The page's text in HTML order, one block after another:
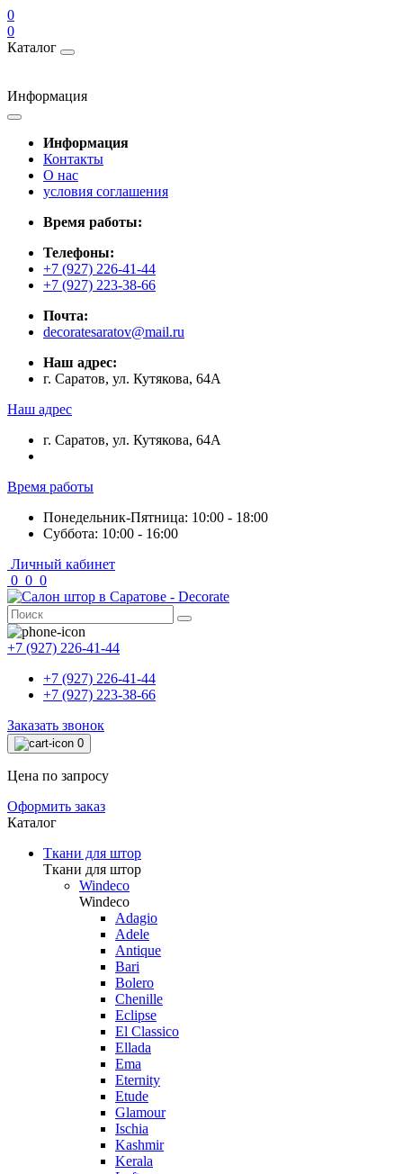
0
0
Каталог
Информация
Информация
Контакты
О нас
условия соглашения
Время работы:
Телефоны:
+7 (927) 226-41-44
+7 (927) 223-38-66
Почта:
decoratesaratov@mail.ru
Наш адрес:
г. Саратов, ул. Кутякова, 64А
Наш адрес
г. Саратов, ул. Кутякова, 64А
Время работы
Понедельник-Пятница: 10:00 - 18:00
Суббота: 10:00 - 16:00
Личный кабинет
0 0 0
+7 (927) 226-41-44
+7 (927) 226-41-44
+7 (927) 223-38-66
Заказать звонок
0
Цена по запросу
Оформить заказ
Каталог
Ткани для штор
Ткани для штор
Windeco
Windeco
Adagio
Adele
Antique
Bari
Bolero
Chenille
Eclipse
El Classico
Ellada
Ema
Eternity
Etude
Glamour
Ischia
Kashmir
Kerala